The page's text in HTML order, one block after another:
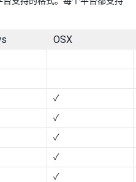
OSX
✓
✓
✓
✓
✓